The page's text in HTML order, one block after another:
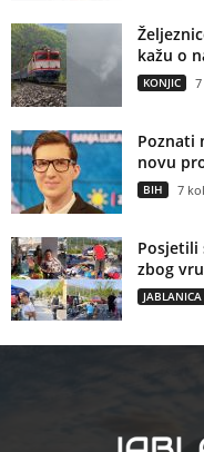
kažu o
KONJIC
Poznati
novu
BIH 7
Posjetili
zbog
JABLANICA